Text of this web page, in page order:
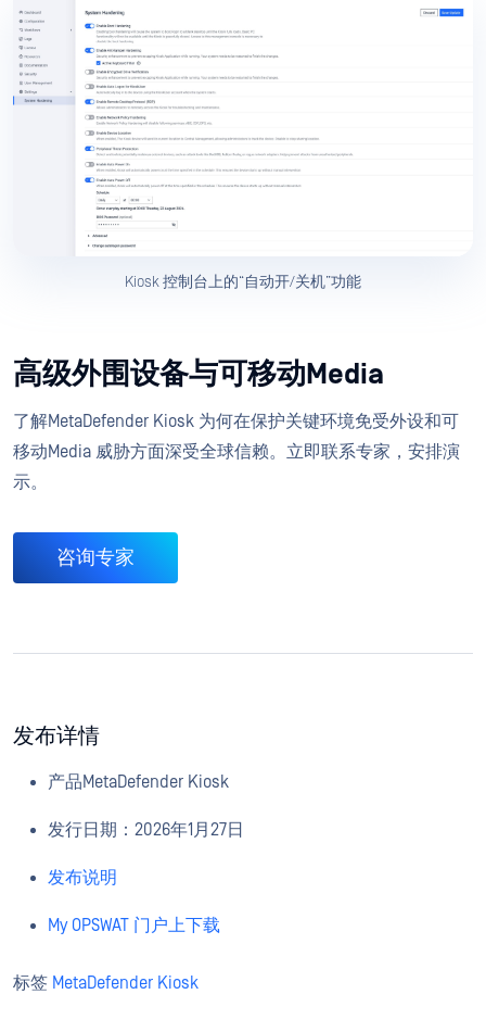
Kiosk 控制台上的“自动开/关机”功能
高级外围设备与可移动Media
了解MetaDefender Kiosk 为何在保护关键环境免受外设和可
移动Media 威胁方面深受全球信赖。立即联系专家，安排演
示。
咨询专家
发布详情
产品MetaDefender Kiosk
发行日期：2026年1月27日
发布说明
My OPSWAT 门户上下载
标签 MetaDefender Kiosk